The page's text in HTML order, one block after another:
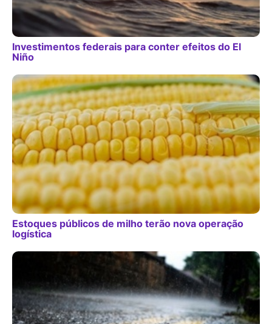
Investimentos federais para conter efeitos do El
Niño
Estoques públicos de milho terão nova operação
logística